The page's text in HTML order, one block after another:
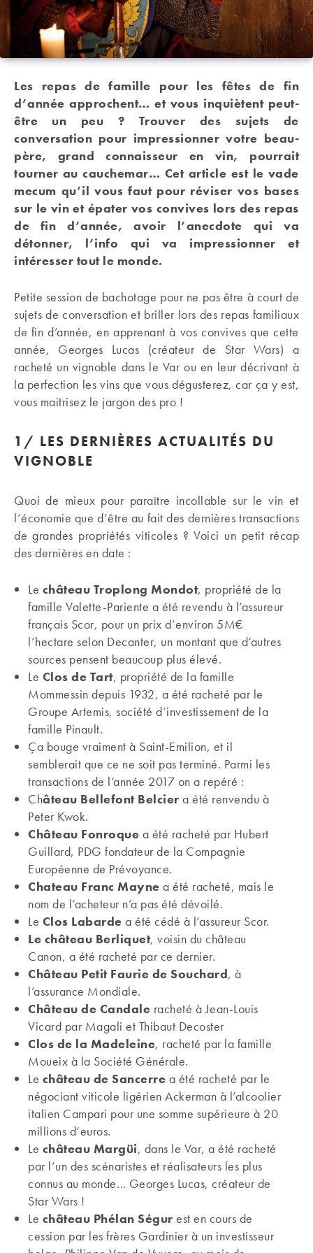
Les repas de famille pour les fêtes de fin
d’année approchent… et vous inquiètent peut-
être un peu ? Trouver des sujets de
conversation pour impressionner votre beau-
père, grand connaisseur en vin, pourrait
tourner au cauchemar… Cet article est le vade
mecum qu’il vous faut pour réviser vos bases
sur le vin et épater vos convives lors des repas
de fin d’année, avoir l’anecdote qui va
détonner, l’info qui va impressionner et
intéresser tout le monde.
Petite session de bachotage pour ne pas être à court de
sujets de conversation et briller lors des repas familiaux
de fin d’année, en apprenant à vos convives que cette
année, Georges Lucas (créateur de Star Wars) a
racheté un vignoble dans le Var ou en leur décrivant à
la perfection les vins que vous dégusterez, car ça y est,
vous maitrisez le jargon des pro !
1/ LES DERNIÈRES ACTUALITÉS DU
VIGNOBLE
Quoi de mieux pour paraître incollable sur le vin et
l’économie que d’être au fait des dernières transactions
de grandes propriétés viticoles ? Voici un petit récap
des dernières en date :
Le château Troplong Mondot, propriété de la
famille Valette-Pariente a été revendu à l’assureur
français Scor, pour un prix d’environ 5M€
l’hectare selon Decanter, un montant que d’autres
sources pensent beaucoup plus élevé.
Le Clos de Tart, propriété de la famille
Mommessin depuis 1932, a été racheté par le
Groupe Artemis, société d’investissement de la
famille Pinault.
Ça bouge vraiment à Saint-Emilion, et il
semblerait que ce ne soit pas terminé. Parmi les
transactions de l’année 2017 on a repéré :
Château Bellefont Belcier a été renvendu à
Peter Kwok.
Château Fonroque a été racheté par Hubert
Guillard, PDG fondateur de la Compagnie
Européenne de Prévoyance.
Chateau Franc Mayne a été racheté, mais le
nom de l’acheteur n’a pas été dévoilé.
Le Clos Labarde a été cédé à l’assureur Scor.
Le château Berliquet, voisin du château
Canon, a été racheté par ce dernier.
Château Petit Faurie de Souchard, à
l’assurance Mondiale.
Château de Candale racheté à Jean-Louis
Vicard par Magali et Thibaut Decoster
Clos de la Madeleine, racheté par la famille
Moueix à la Société Générale.
Le château de Sancerre a été racheté par le
négociant viticole ligérien Ackerman à l’alcoolier
italien Campari pour une somme supérieure à 20
millions d’euros.
Le château Margüi, dans le Var, a été racheté
par l’un des scénaristes et réalisateurs les plus
connus au monde… Georges Lucas, créateur de
Star Wars !
Le château Phélan Ségur est en cours de
cession par les frères Gardinier à un investisseur